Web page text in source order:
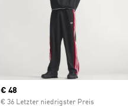
Current price
€ 48
€ 36 Letzter niedrigster Preis